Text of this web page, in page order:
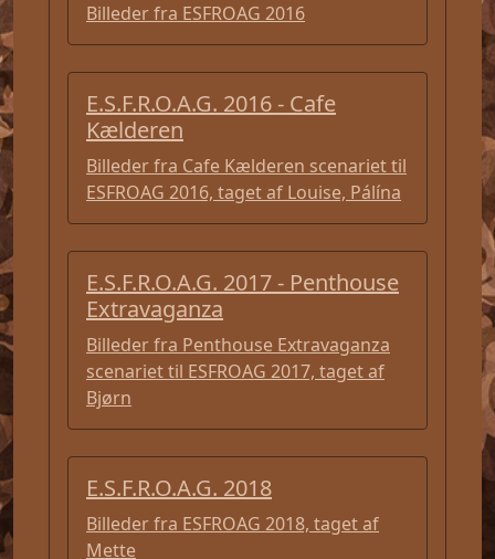
Billeder fra ESFROAG 2016
E.S.F.R.O.A.G. 2016 - Cafe
Kælderen
Billeder fra Cafe Kælderen scenariet til
ESFROAG 2016, taget af Louise, Pálína
E.S.F.R.O.A.G. 2017 - Penthouse
Extravaganza
Billeder fra Penthouse Extravaganza
scenariet til ESFROAG 2017, taget af
Bjørn
E.S.F.R.O.A.G. 2018
Billeder fra ESFROAG 2018, taget af
Mette